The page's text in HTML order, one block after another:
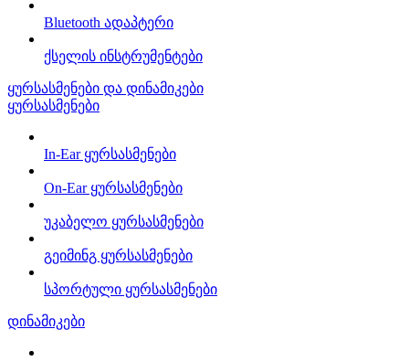
Bluetooth ადაპტერი
ქსელის ინსტრუმენტები
ყურსასმენები და დინამიკები
ყურსასმენები
In-Ear ყურსასმენები
On-Ear ყურსასმენები
უკაბელო ყურსასმენები
გეიმინგ ყურსასმენები
სპორტული ყურსასმენები
დინამიკები